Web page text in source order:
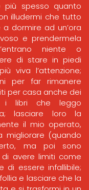
più spesso quanto
illudermi che tutto
dormire ad un’ora
e prendermela
niente o
di stare in piedi
viva l’attenzione;
per far rimanere
per casa anche dei
i libri che leggo
lasciare loro la
il mio operato,
migliorare (quando
ma poi sono
avere limiti come
di essere infallibile;
e lasciare che la